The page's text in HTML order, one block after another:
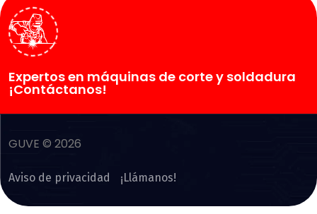
Expertos en máquinas de corte y soldadura
¡Contáctanos!
GUVE © 2026
Aviso de privacidad ¡Llámanos!